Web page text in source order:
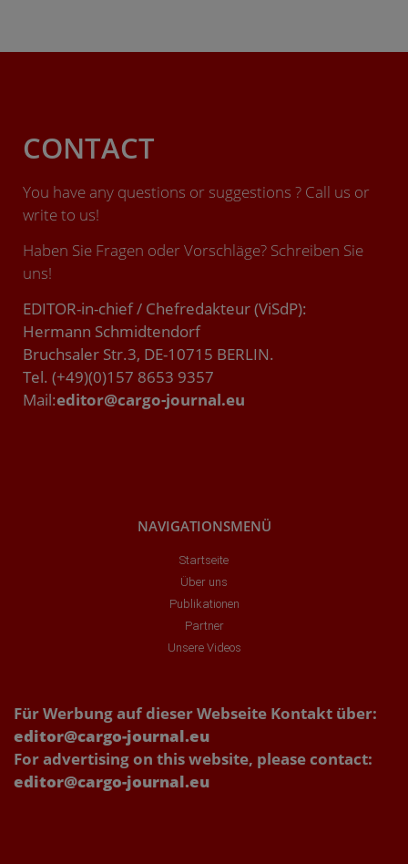
CONTACT
You have any questions or suggestions ? Call us or
write to us!
Haben Sie Fragen oder Vorschläge? Schreiben Sie
uns!
EDITOR-in-chief / Chefredakteur (ViSdP):
Hermann Schmidtendorf
Bruchsaler Str.3, DE-10715 BERLIN.
Tel. (+49)(0)157 8653 9357
Mail:editor@cargo-journal.eu
NAVIGATIONSMENÜ
Startseite
Über uns
Publikationen
Partner
Unsere Videos
Für Werbung auf dieser Webseite Kontakt über:
editor@cargo-journal.eu
For advertising on this website, please contact:
editor@cargo-journal.eu